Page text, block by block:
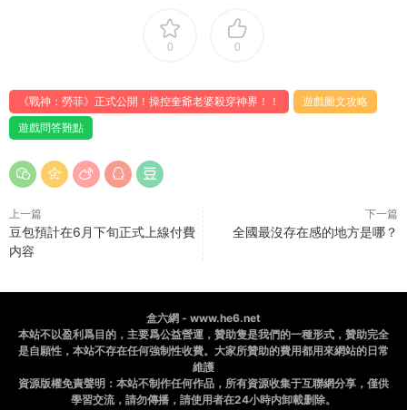
0 0
《戰神：勞菲》正式公開！操控奎爺老婆殺穿神界！！
遊戲圖文攻略
遊戲問答難點
上一篇
豆包預計在6月下旬正式上線付費
内容
下一篇
全國最沒存在感的地方是哪？
盒六網 - www.he6.net
本站不以盈利爲目的，主要爲公益營運，贊助隻是我們的一種形式，贊助完全
是自願性，本站不存在任何強制性收費。大家所贊助的費用都用來網站的日常
維護
資源版權免責聲明：本站不制作任何作品，所有資源收集于互聯網分享，僅供
學習交流，請勿傳播，請使用者在24小時内卸載删除。